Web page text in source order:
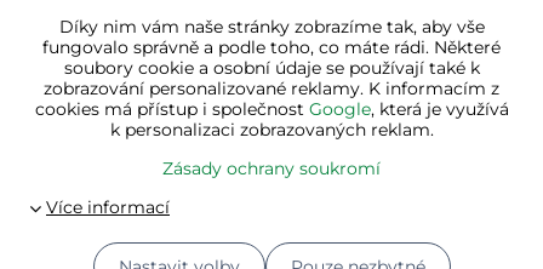
Díky nim vám naše stránky zobrazíme tak, aby vše
fungovalo správně a podle toho, co máte rádi. Některé
soubory cookie a osobní údaje se používají také k
zobrazování personalizované reklamy. K informacím z
cookies má přístup i společnost Google, která je využívá
k personalizaci zobrazovaných reklam.
Zásady ochrany soukromí